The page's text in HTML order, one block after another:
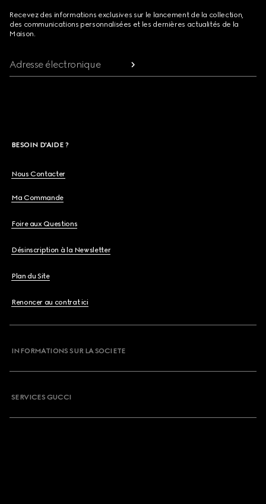
Recevez des informations exclusives sur le lancement de la collection,
des communications personnalisées et les dernières actualités de la
Maison.
Adresse électronique
BESOIN D'AIDE ?
Nous Contacter
Ma Commande
Foire aux Questions
Désinscription à la Newsletter
Plan du Site
Renoncer au contrat ici
INFORMATIONS SUR LA SOCIETE
SERVICES GUCCI